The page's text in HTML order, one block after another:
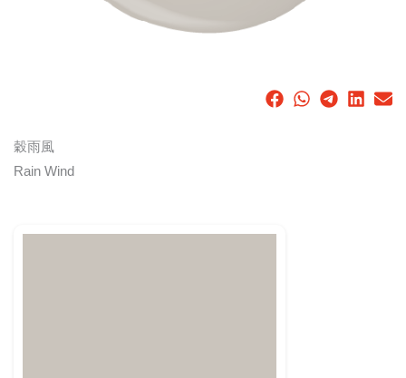
穀雨風
Rain Wind